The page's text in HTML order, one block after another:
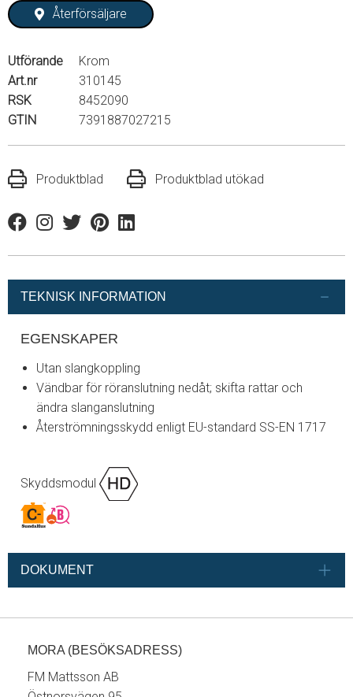
Återförsäljare
Utförande
Krom
Art.nr
310145
RSK
8452090
GTIN
7391887027215
Produktblad Produktblad utökad
FacebookInstagram
TwitterPinterestLinkedin
TEKNISK INFORMATION
EGENSKAPER
Utan slangkoppling
Vändbar för röranslutning nedåt; skifta rattar och
ändra slanganslutning
Återströmningsskydd enligt EU-standard SS-EN 1717
Skyddsmodul
DOKUMENT
MORA (BESÖKSADRESS)
FM Mattsson AB